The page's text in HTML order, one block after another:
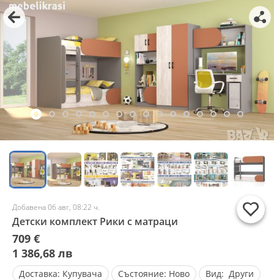
Добавена 06 авг, 08:22 ч.
Детски комплект Рики с матраци
709 €
1 386,68 лв
Доставка: Купувача Състояние: Ново Вид: Други